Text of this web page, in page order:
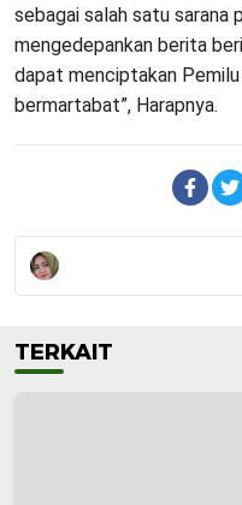
sebagai salah satu sarana
mengedepankan berita
dapat menciptakan Pemilu
bermartabat”, Harapnya.
TERKAIT